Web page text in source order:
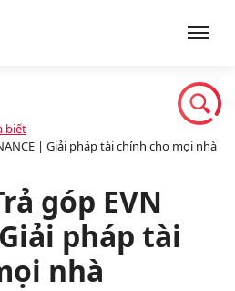
biết
| Giải pháp tài chính cho mọi nhà
góp EVN
pháp tài
nhà